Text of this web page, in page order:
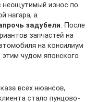
неощутимый износ по
нагара, а
задубели. После
запчастей на
на консилиум
чудом японского
всех нюансов,
стало пунцово-